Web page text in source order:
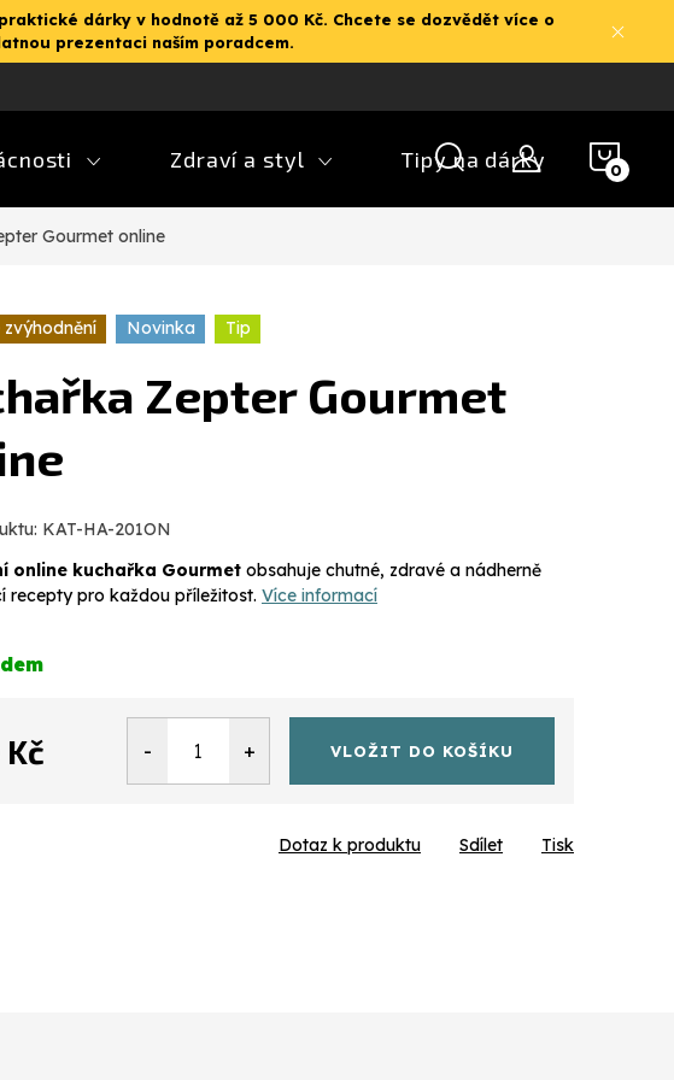
dárky v hodnotě až 5 000 Kč. Chcete se dozvědět více o
prezentaci naším poradcem.
Zdraví a styl Tipy na dárky
Gourmet online
Novinka Tip
Zepter Gourmet
KAT-HA-201ON
online kuchařka Gourmet obsahuje chutné, zdravé a nádherně
recepty pro každou příležitost. Více informací
VLOŽIT DO KOŠÍKU
Tisk
Dotaz k produktu Sdílet